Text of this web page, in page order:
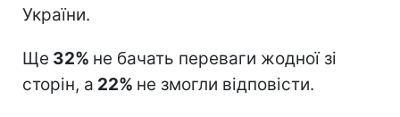
України.
Ще 32% не бачать переваги жодної зі
сторін, а 22% не змогли відповісти.